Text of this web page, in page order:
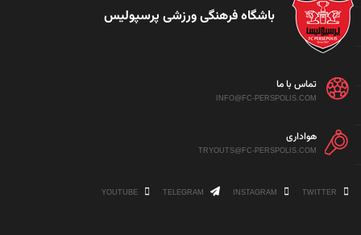
باشگاه فرهنگی ورزشی پرسپولیس
تماس با ما
INFO@FC-PERSPOLIS.COM
هواداری
TRYOUTS@FC-PERSPOLIS.COM